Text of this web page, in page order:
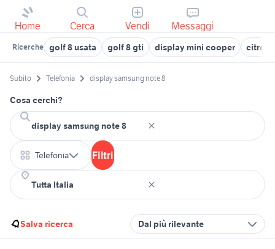
Home Cerca Vendi Messaggi
Ricerche golf 8 usata golf 8 gti display mini cooper
Subito Telefonia display samsung note 8
Cosa cerchi?
Telefonia Filtri
Salva ricerca Dal più rilevante